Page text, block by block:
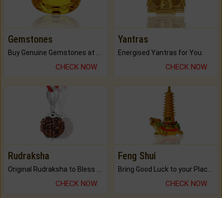
Gemstones
CHECK NOW
Yantras
Energised Yantras for You.
CHECK NOW
Rudraksha
CHECK NOW
Feng Shui
CHECK NOW